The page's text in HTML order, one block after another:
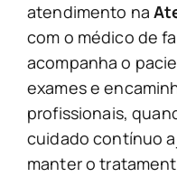
atendimento na
com o médico de
acompanha o
exames e
profissionais,
cuidado contínuo
manter o